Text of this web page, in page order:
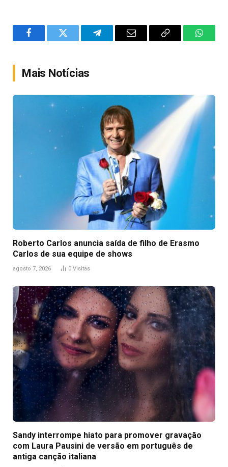
FacebookTwitter TelegramEmail
Copy
Mais Notícias
Roberto Carlos anuncia saída de filho de Erasmo
Carlos de sua equipe de shows
agosto 7, 2026 0 Visitas
Sandy interrompe hiato para promover gravação
com Laura Pausini de versão em português de
antiga canção italiana